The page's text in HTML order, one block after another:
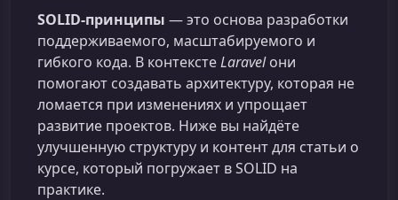
SOLID-принципы — это основа разработки
поддерживаемого, масштабируемого и
гибкого кода. В контекстеLaravelони
помогают создавать архитектуру, которая не
ломается при изменениях и упрощает
развитие проектов. Ниже вы найдёте
улучшенную структуру и контент для статьи о
курсе, который погружает в SOLID на
практике.